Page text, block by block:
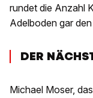
rundet die Anzahl
Adelboden gar
DER
Michael Moser,